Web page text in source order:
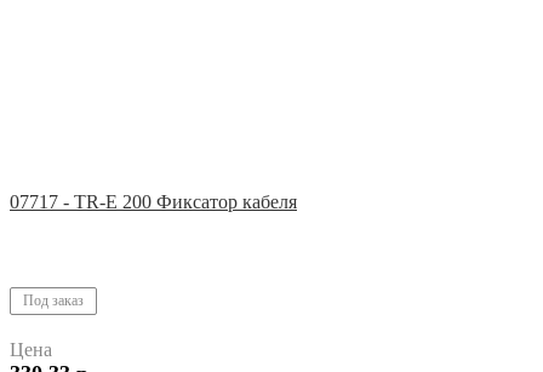
07717 - TR-E 200 Фиксатор кабеля
Под заказ
Цена